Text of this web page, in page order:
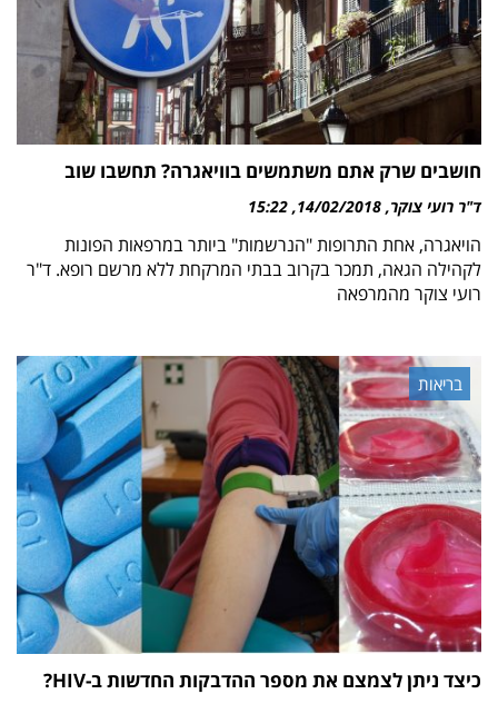
חושבים שרק אתם משתמשים בוויאגרה? תחשבו שוב
ד"ר רועי צוקר 14/02/2018
15:22
הויאגרה, אחת התרופות "הנרשמות" ביותר במרפאות הפונות
לקהילה הגאה, תמכר בקרוב בבתי המרקחת ללא מרשם רופא. ד"ר
רועי צוקר מהמרפאה
בריאות
כיצד ניתן לצמצם את מספר ההדבקות החדשות ב-HIV?